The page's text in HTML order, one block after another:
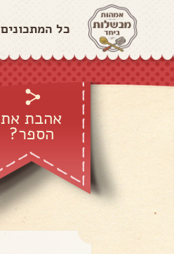
כל המתכונים
אהבת את
הספר?